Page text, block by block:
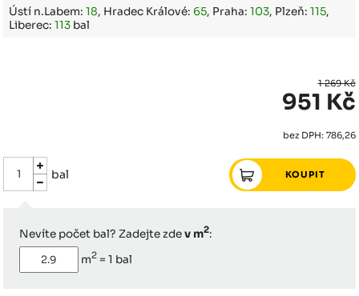
Ústí n.Labem:18, Hradec Králové: 65, Praha:103, Plzeň:115,
Liberec:113 bal
1 269 Kč
951 Kč
bez DPH: 786,26
bal
Nevíte počet bal? Zadejte zdev m2:
m2 =1 bal